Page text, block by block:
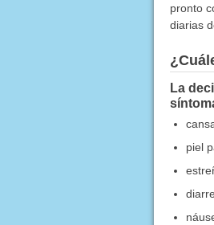
pronto
diarias
La
piel